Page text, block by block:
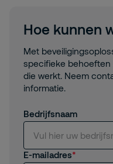
Hoe kunnen
Met
specifieke behoeften
die werkt. Neem
informatie.
Bedrijfsnaam
E-mailadres